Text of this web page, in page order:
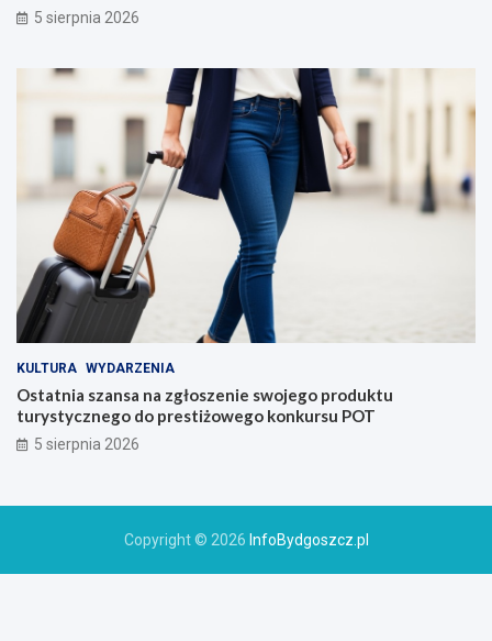
5 sierpnia 2026
KULTURA WYDARZENIA
Ostatnia szansa na zgłoszenie swojego produktu
turystycznego do prestiżowego konkursu POT
5 sierpnia 2026
Copyright © 2026 InfoBydgoszcz.pl